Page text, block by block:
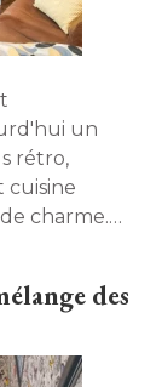
un
rétro,
cuisine
charme.
des